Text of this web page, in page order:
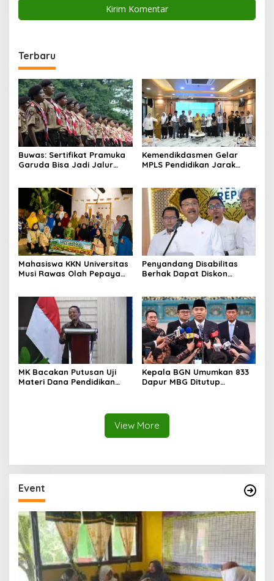
Terbaru
Buwas: Sertifikat Pramuka
Garuda Bisa Jadi Jalur
Kemendikdasmen Gelar
MPLS Pendidikan Jarak
Mahasiswa KKN Universitas
Musi Rawas Olah Pepaya
Desa Air Satan
Penyandang Disabilitas
Berhak Dapat Diskon
MK Bacakan Putusan Uji
Materi Dana Pendidikan
Kepala BGN Umumkan 833
Dapur MBG Ditutup
View More
Event